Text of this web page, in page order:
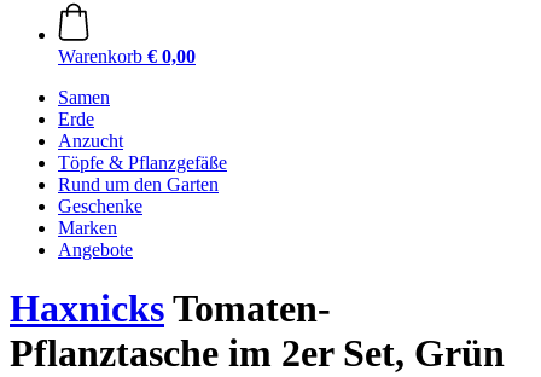
Warenkorb € 0,00
Samen
Erde
Anzucht
Töpfe & Pflanzgefäße
Rund um den Garten
Geschenke
Marken
Angebote
HaxnicksTomaten-
Pflanztasche im 2er Set, Grün